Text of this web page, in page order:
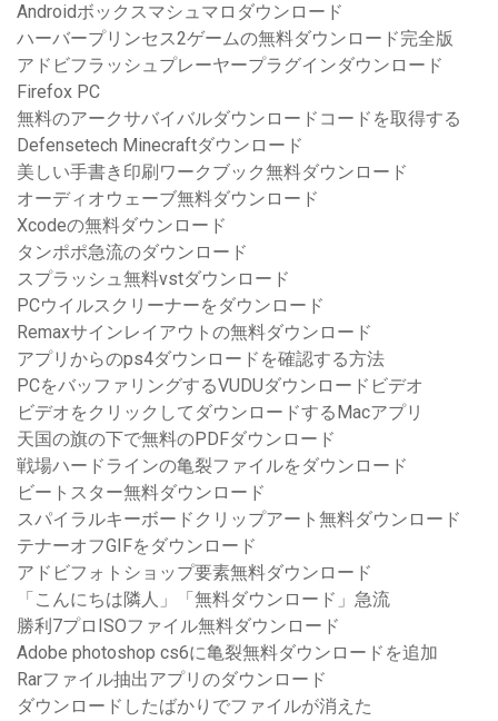
Androidボックスマシュマロダウンロード
ハーバープリンセス2ゲームの無料ダウンロード完全版
アドビフラッシュプレーヤープラグインダウンロード
Firefox PC
無料のアークサバイバルダウンロードコードを取得する
Defensetech Minecraftダウンロード
美しい手書き印刷ワークブック無料ダウンロード
オーディオウェーブ無料ダウンロード
Xcodeの無料ダウンロード
タンポポ急流のダウンロード
スプラッシュ無料vstダウンロード
PCウイルスクリーナーをダウンロード
Remaxサインレイアウトの無料ダウンロード
アプリからのps4ダウンロードを確認する方法
PCをバッファリングするVUDUダウンロードビデオ
ビデオをクリックしてダウンロードするMacアプリ
天国の旗の下で無料のPDFダウンロード
戦場ハードラインの亀裂ファイルをダウンロード
ビートスター無料ダウンロード
スパイラルキーボードクリップアート無料ダウンロード
テナーオフGIFをダウンロード
アドビフォトショップ要素無料ダウンロード
「こんにちは隣人」「無料ダウンロード」急流
勝利7プロISOファイル無料ダウンロード
Adobe photoshop cs6に亀裂無料ダウンロードを追加
Rarファイル抽出アプリのダウンロード
ダウンロードしたばかりでファイルが消えた